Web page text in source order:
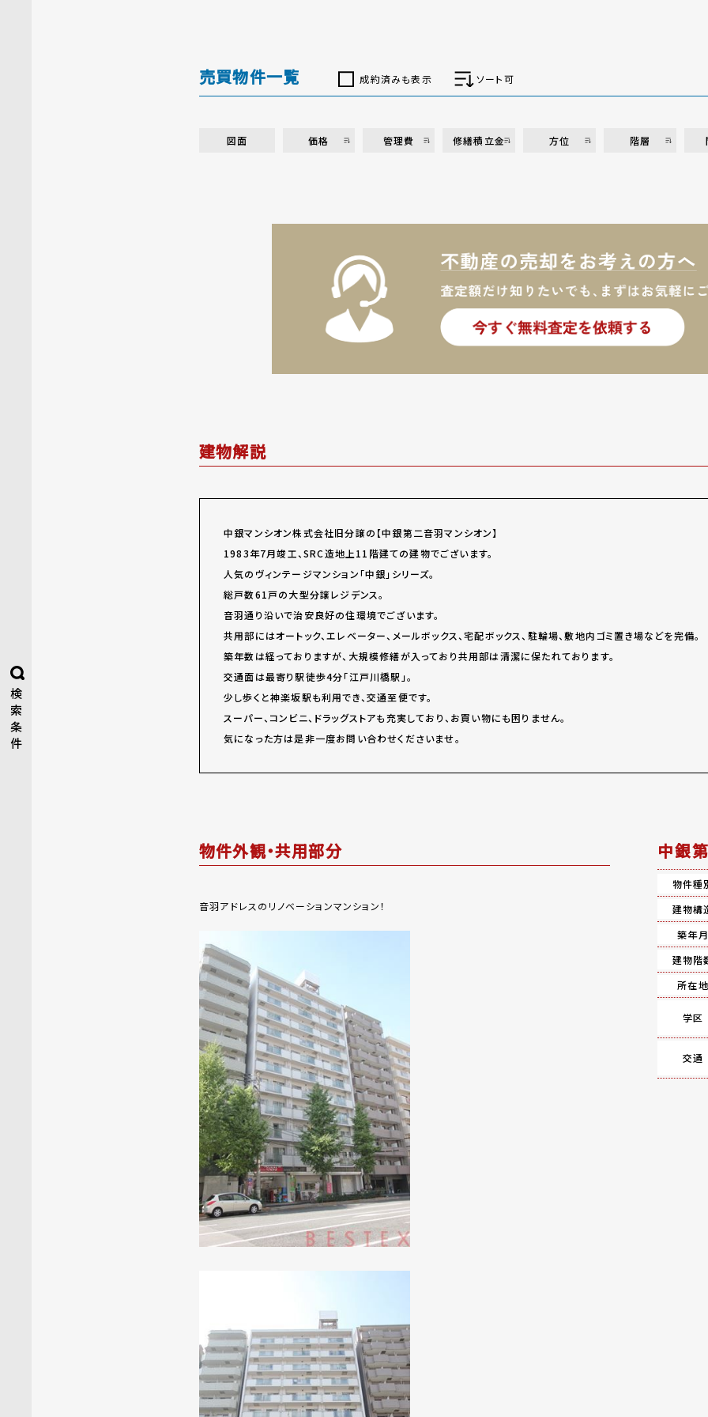
検
索
条
件
売買物件一覧 成約済みも表示 ソート可
図面 価格 管理費 修繕積立金 方位 階層
建物解説
中銀マンシオン株式会社旧分譲の【中銀第二音羽マンシオン】
1983年7月竣工、SRC造地上11階建ての建物でございます。
人気のヴィンテージマンション「中銀」シリーズ。
総戸数61戸の大型分譲レジデンス。
音羽通り沿いで治安良好の住環境でございます。
共用部にはオートック、エレベーター、メールボックス、宅配ボックス、駐輪場、敷地内ゴミ置き場などを完備。
築年数は経っておりますが、大規模修繕が入っており共用部は清潔に保たれております。
交通面は最寄り駅徒歩4分「江戸川橋駅」。
少し歩くと神楽坂駅も利用でき、交通至便です。
スーパー、コンビニ、ドラッグストアも充実しており、お買い物にも困りません。
気になった方は是非一度お問い合わせくださいませ。
物件外観・共用部分
音羽アドレスのリノベーションマンション！
中銀
物件種
建物構
築年月
建物階
所在地
学区
交通